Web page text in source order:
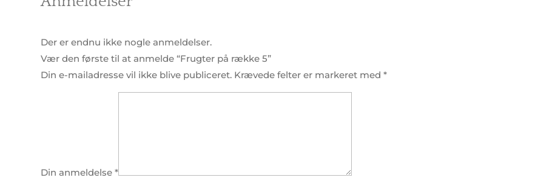
Der er endnu ikke nogle anmeldelser.
Vær den første til at anmelde “Frugter på række 5”
Din e-mailadresse vil ikke blive publiceret. Krævede felter er markeret med*
Din anmeldelse*